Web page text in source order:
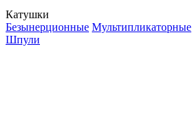
Катушки
Безынерционные Мультипликаторные
Шпули